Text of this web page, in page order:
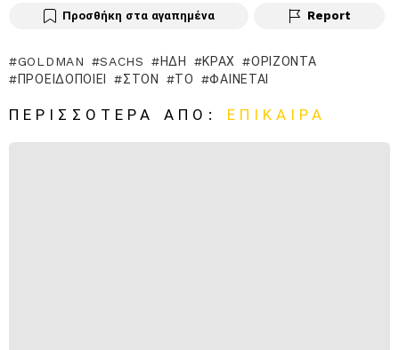
Προσθήκη στα αγαπημένα Report
GOLDMAN SACHS ΉΔΗ ΚΡΑΧ
ΟΡΊΖΟΝΤΑ
ΠΡΟΕΙΔΟΠΟΙΕΊ
ΣΤΟΝ ΤΟ ΦΑΊΝΕΤΑΙ
ΠΕΡΙΣΣΌΤΕΡΑ ΑΠΌ: ΕΠΊΚΑΙΡΑ